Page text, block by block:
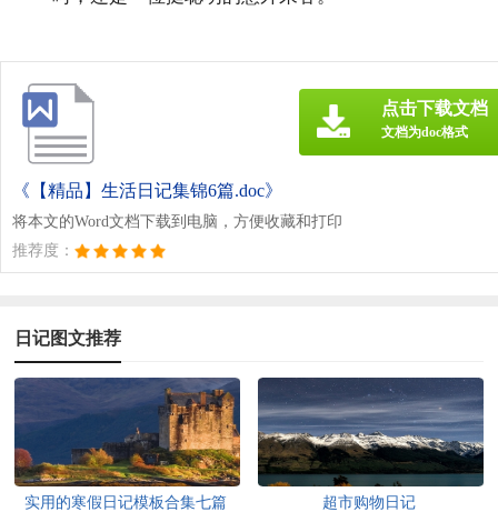
《【精品】生活日记集锦6篇.doc》
将本文的Word文档下载到电脑，方便收藏和打印
推荐度：
点击下载文档
文档为doc格式
日记图文推荐
实用的寒假日记模板合集七篇 超市购物日记